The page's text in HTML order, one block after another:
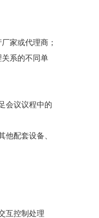
家或代理商；
系的不同单
会议议程中的
配套设备、
互控制处理